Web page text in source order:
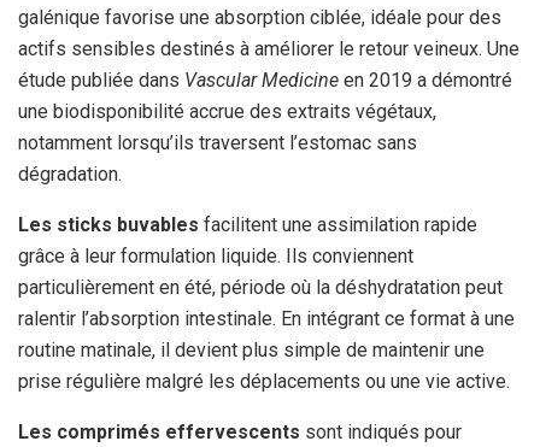
galénique favorise une absorption ciblée, idéale pour des
actifs sensibles destinés à améliorer le retour veineux. Une
étude publiée dans Vascular Medicine en 2019 a démontré
une biodisponibilité accrue des extraits végétaux,
notamment lorsqu’ils traversent l’estomac sans
dégradation.
Les sticks buvables facilitent une assimilation rapide
grâce à leur formulation liquide. Ils conviennent
particulièrement en été, période où la déshydratation peut
ralentir l’absorption intestinale. En intégrant ce format à une
routine matinale, il devient plus simple de maintenir une
prise régulière malgré les déplacements ou une vie active.
Les comprimés effervescents sont indiqués pour